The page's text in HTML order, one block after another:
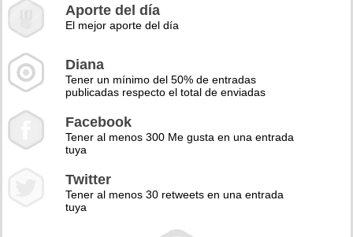
Aporte del día
El mejor aporte del día
Diana
Tener un mínimo del 50% de entradas
publicadas respecto el total de enviadas
Facebook
Tener al menos 300 Me gusta en una entrada
tuya
Twitter
Tener al menos 30 retweets en una entrada
tuya